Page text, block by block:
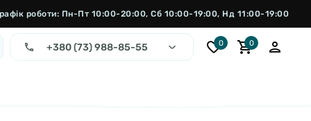
роботи: Пн-Пт 10:00-20:00, Сб 10:00-19:00, Нд 11:00-19:00
+380 (73) 988-85-55 0 0